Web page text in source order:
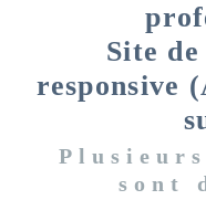
Site
responsive
sont